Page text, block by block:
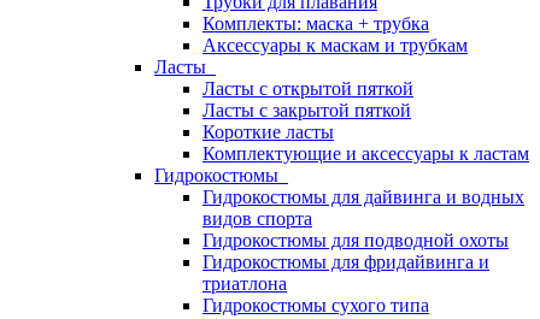
Комплекты: маска + трубка
Аксессуары к маскам и трубкам
Ласты
Ласты с открытой пяткой
Ласты с закрытой пяткой
Короткие ласты
Комплектующие и аксессуары к ластам
Гидрокостюмы
Гидрокостюмы для дайвинга и водных
видов спорта
Гидрокостюмы для подводной охоты
Гидрокостюмы для фридайвинга и
триатлона
Гидрокостюмы сухого типа